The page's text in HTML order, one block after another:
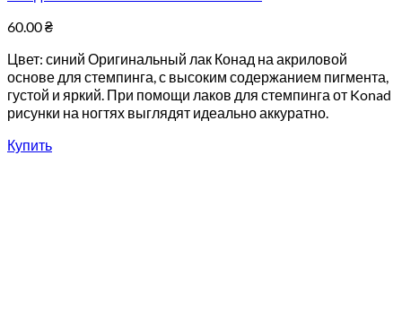
60.00₴
Цвет: синий Оригинальный лак Конад на акриловой
основе для стемпинга, с высоким содержанием пигмента,
густой и яркий. При помощи лаков для стемпинга от Konad
рисунки на ногтях выглядят идеально аккуратно.
Купить